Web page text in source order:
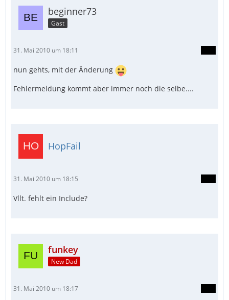
beginner73
Gast
31. Mai 2010 um 18:11
nun gehts, mit der Änderung
Fehlermeldung kommt aber immer noch die selbe....
HopFail
31. Mai 2010 um 18:15
Vllt. fehlt ein Include?
funkey
New Dad
31. Mai 2010 um 18:17